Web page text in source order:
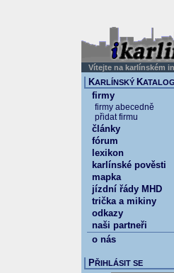
Vítejte na karlínském
KARLÍNSKÝ KATALOG
firmy
firmy abecedně
přidat firmu
články
fórum
lexikon
karlínské pověsti
mapka
jízdní řády MHD
trička a mikiny
odkazy
naši partneři
o nás
PŘIHLÁSIT SE